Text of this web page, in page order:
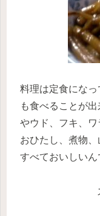
料理は定食にな
も食べることが
やウド、フキ、ワ
おひたし、煮物、
すべておいしいん